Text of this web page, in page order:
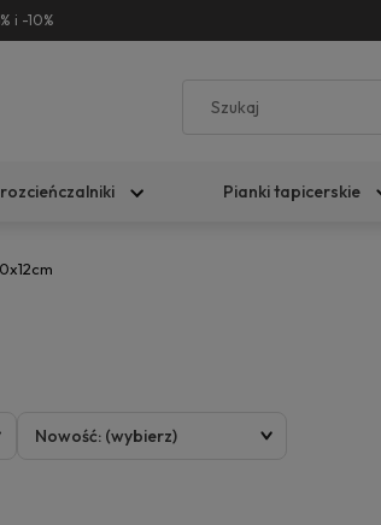
i -10%
Pianki tapicerskie
Nowość: (wybierz)